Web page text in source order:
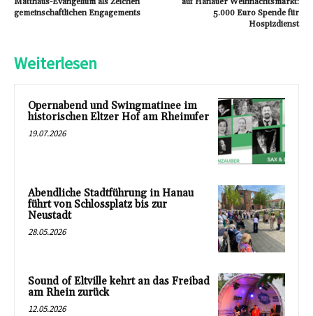
gemeinschaftlichen Engagements
5.000 Euro Spende für
Hospizdienst
Weiterlesen
Opernabend und Swingmatinee im
historischen Eltzer Hof am Rheinufer
19.07.2026
Abendliche Stadtführung in Hanau
führt von Schlossplatz bis zur
Neustadt
28.05.2026
Sound of Eltville kehrt an das Freibad
am Rhein zurück
12.05.2026